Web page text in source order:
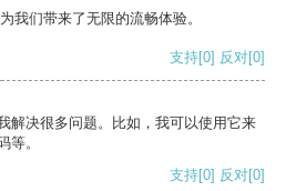
我们带来了无限的流畅体验。
支持[0] 反对[0]
解决很多问题。比如，我可以使用它来
等。
支持[0] 反对[0]